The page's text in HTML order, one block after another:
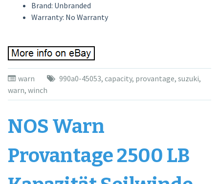
Brand: Unbranded
Warranty: No Warranty
warn 990a0-45053, capacity, provantage, suzuki,
warn, winch
NOS Warn
Provantage 2500 LB